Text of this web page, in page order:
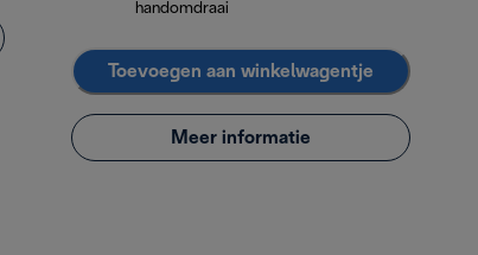
handomdraai
Toevoegen aan winkelwagentje
Meer informatie